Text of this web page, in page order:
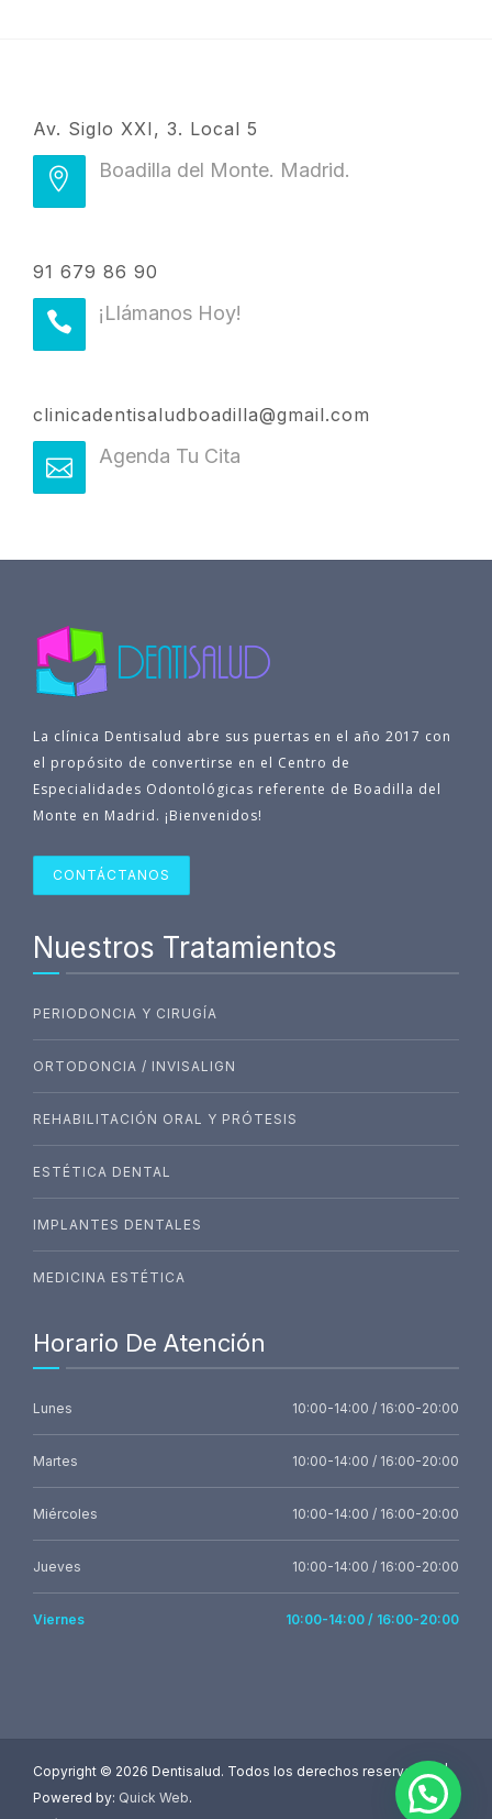
Av. Siglo XXI, 3. Local 5
Boadilla del Monte. Madrid.
91 679 86 90
¡Llámanos Hoy!
clinicadentisaludboadilla@gmail.com
Agenda Tu Cita
La clínica Dentisalud abre sus puertas en el año 2017 con
el propósito de convertirse en el Centro de
Especialidades Odontológicas referente de Boadilla del
Monte en Madrid. ¡Bienvenidos!
CONTÁCTANOS
Nuestros Tratamientos
PERIODONCIA Y CIRUGÍA
ORTODONCIA / INVISALIGN
REHABILITACIÓN ORAL Y PRÓTESIS
ESTÉTICA DENTAL
IMPLANTES DENTALES
MEDICINA ESTÉTICA
Horario De Atención
Lunes 10:00-14:00 / 16:00-20:00
Martes 10:00-14:00 / 16:00-20:00
Miércoles 10:00-14:00 / 16:00-20:00
Jueves 10:00-14:00 / 16:00-20:00
Viernes 10:00-14:00 / 16:00-20:00
Copyright © 2026 Dentisalud. Todos los derechos reservados. |
Powered by: Quick Web.